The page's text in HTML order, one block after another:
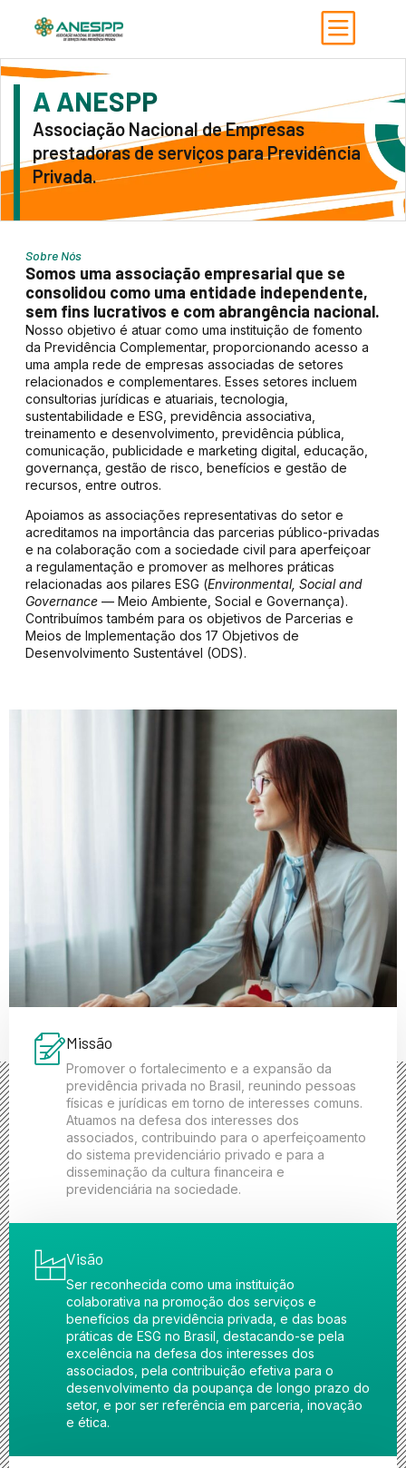
A ANESPP
Associação Nacional de Empresas
prestadoras de serviços para Previdência
Privada.
Sobre Nós
Somos uma associação empresarial que se
consolidou como uma entidade independente,
sem fins lucrativos e com abrangência nacional.
Nosso objetivo é atuar como uma instituição de fomento
da Previdência Complementar, proporcionando acesso a
uma ampla rede de empresas associadas de setores
relacionados e complementares. Esses setores incluem
consultorias jurídicas e atuariais, tecnologia,
sustentabilidade e ESG, previdência associativa,
treinamento e desenvolvimento, previdência pública,
comunicação, publicidade e marketing digital, educação,
governança, gestão de risco, benefícios e gestão de
recursos, entre outros.
Apoiamos as associações representativas do setor e
acreditamos na importância das parcerias público-privadas
e na colaboração com a sociedade civil para aperfeiçoar
a regulamentação e promover as melhores práticas
relacionadas aos pilares ESG (Environmental, Social and
Governance — Meio Ambiente, Social e Governança).
Contribuímos também para os objetivos de Parcerias e
Meios de Implementação dos 17 Objetivos de
Desenvolvimento Sustentável (ODS).
Missão
Promover o fortalecimento e a expansão da
previdência privada no Brasil, reunindo pessoas
físicas e jurídicas em torno de interesses comuns.
Atuamos na defesa dos interesses dos
associados, contribuindo para o aperfeiçoamento
do sistema previdenciário privado e para a
disseminação da cultura financeira e
previdenciária na sociedade.
Visão
Ser reconhecida como uma instituição
colaborativa na promoção dos serviços e
benefícios da previdência privada, e das boas
práticas de ESG no Brasil, destacando-se pela
excelência na defesa dos interesses dos
associados, pela contribuição efetiva para o
desenvolvimento da poupança de longo prazo do
setor, e por ser referência em parceria, inovação
e ética.